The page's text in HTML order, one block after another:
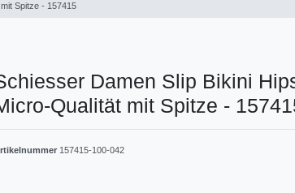
Spitze - 157415
Damen Slip Bikini
Qualität mit Spitze -
157415-100-042